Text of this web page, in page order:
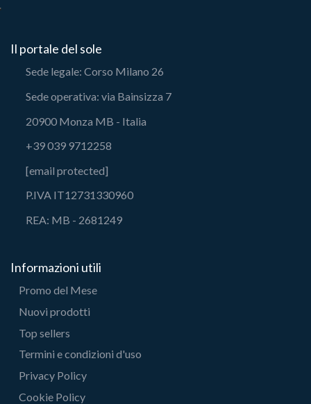
Il portale del sole
Sede legale: Corso Milano 26
Sede operativa: via Bainsizza 7
20900 Monza MB - Italia
+39 039 9712258
[email protected]
P.IVA IT12731330960
REA: MB - 2681249
Informazioni utili
Promo del Mese
Nuovi prodotti
Top sellers
Termini e condizioni d'uso
Privacy Policy
Cookie Policy